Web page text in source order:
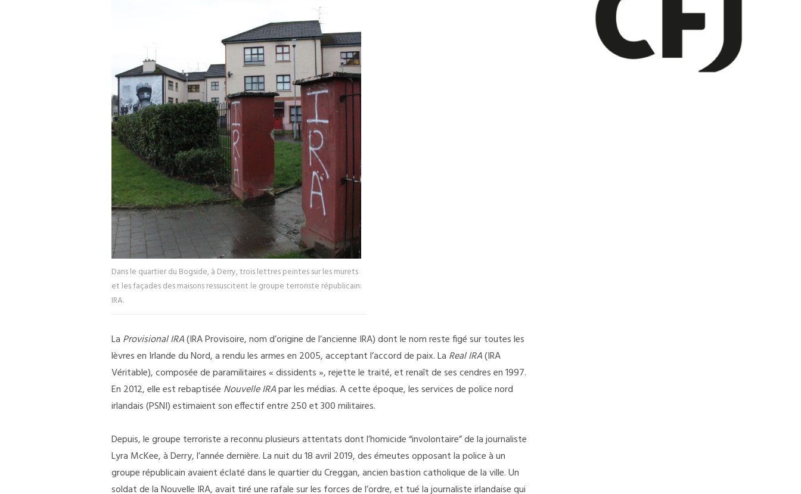
Dans le quartier du Bogside, à Derry, trois lettres peintes sur les murets
et les façades des maisons ressuscitent le groupe terroriste républicain:
IRA.
La Provisional IRA(IRA Provisoire, nom d’origine de l’ancienne IRA)dont le nom reste figé sur toutes les
lèvres en Irlande du Nord, a rendu les armes en 2005, acceptant l’accord de paix. La Real IRA(IRA
Véritable), composée de paramilitaires « dissidents », rejette le traité, et renaît de ses cendres en 1997.
En 2012, elle est rebaptisée Nouvelle IRApar les médias.A cette époque, les services de police nord
irlandais (PSNI) estimaient son effectif entre 250 et 300 militaires.
Depuis, le groupe terroriste a reconnuplusieurs attentats dont l’homicide “involontaire” de la journaliste
Lyra McKee, à Derry, l’année dernière. La nuit du 18 avril 2019, des émeutes opposant la police à un
groupe républicain avaient éclaté dans le quartier du Creggan, ancien bastion catholique de la ville. Un
soldat de la Nouvelle IRA, avait tiré une rafale sur les forces de l’ordre, et tué la journaliste irlandaise qui